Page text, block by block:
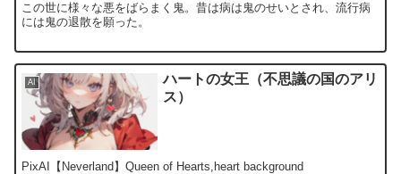
この世に様々な悪をばらまく鬼。昔は病は鬼のせいとされ、流行病
には鬼の退散を願った。
AI
ハートの女王（不思議の国のアリ
ス）
PixAI【Neverland】Queen of Hearts,heart background